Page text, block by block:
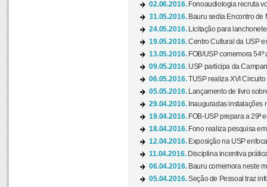
02.06.2016. Fonoaudiologia recruta
31.05.2016. Bauru sedia Encontro de
24.05.2016.
Licitação para
19.05.2016.Centro Cultural da USP
13.05.2016. FOB/USP comemora
09.05.2016. USP participa da
06.05.2016.TUSP realiza XVI Circuito
05.05.2016.
Lançamento de livro
29.04.2016. Inauguradas instalações
19.04.2016. FOB-USP prepara a 29ª
18.04.2016. Fono realiza pesquisa
12.04.2016. Exposição na USP
11.04.2016. Disciplina incentiva
06.04.2016. Bauru comemora neste
05.04.2016.Seção de Pessoal traz